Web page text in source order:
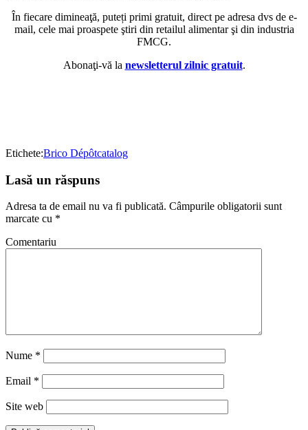
În fiecare dimineaţă, puteți primi gratuit, direct pe adresa dvs de e-
mail, cele mai proaspete ştiri din retailul alimentar şi din industria
FMCG.
Abonaţi-vă la newsletterul zilnic gratuit.
Etichete:Brico Dépôtcatalog
Lasă un răspuns
Adresa ta de email nu va fi publicată. Câmpurile obligatorii sunt
marcate cu *
Comentariu
Nume *
Email *
Site web